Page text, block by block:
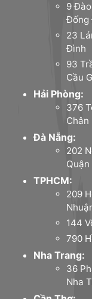
9
Đống
23
Đình
93
Cầu
Hải Phòng:
376
Chân
Đà Nẵng:
202
Quận
TPHCM:
209
144
790
Nha Trang:
36
Nha